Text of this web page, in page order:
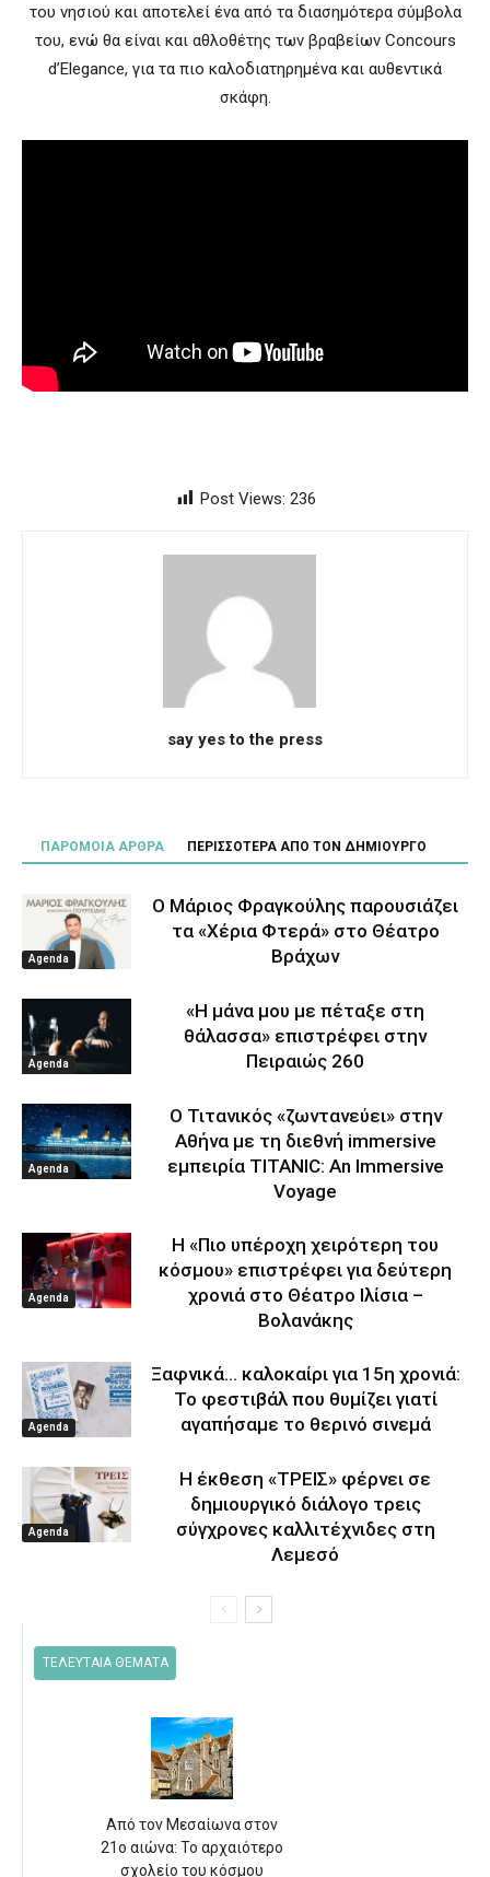
του νησιού και αποτελεί ένα από τα διασημότερα σύμβολα
του, ενώ θα είναι και αθλοθέτης των βραβείων Concours
d’Elegance, για τα πιο καλοδιατηρημένα και αυθεντικά
σκάφη.
Post Views: 236
say yes to the press
ΠΑΡΟΜΟΙΑ ΑΡΘΡΑ ΠΕΡΙΣΣΟΤΕΡΑ ΑΠΟ ΤΟΝ ΔΗΜΙΟΥΡΓΟ
Agenda
Ο Μάριος Φραγκούλης παρουσιάζει
τα «Χέρια Φτερά» στο Θέατρο
Βράχων
Agenda
«Η μάνα μου με πέταξε στη
θάλασσα» επιστρέφει στην
Πειραιώς 260
Agenda
Ο Τιτανικός «ζωντανεύει» στην
Αθήνα με τη διεθνή immersive
εμπειρία TITANIC: An Immersive
Voyage
Agenda
Η «Πιο υπέροχη χειρότερη του
κόσμου» επιστρέφει για δεύτερη
χρονιά στο Θέατρο Ιλίσια –
Βολανάκης
Agenda
Ξαφνικά… καλοκαίρι για 15η χρονιά:
Το φεστιβάλ που θυμίζει γιατί
αγαπήσαμε το θερινό σινεμά
Agenda
Η έκθεση «ΤΡΕΙΣ» φέρνει σε
δημιουργικό διάλογο τρεις
σύγχρονες καλλιτέχνιδες στη
Λεμεσό
ΤΕΛΕΥΤΑΙΑ ΘΕΜΑΤΑ
Από τον Μεσαίωνα στον
21ο αιώνα: Το αρχαιότερο
σχολείο του κόσμου